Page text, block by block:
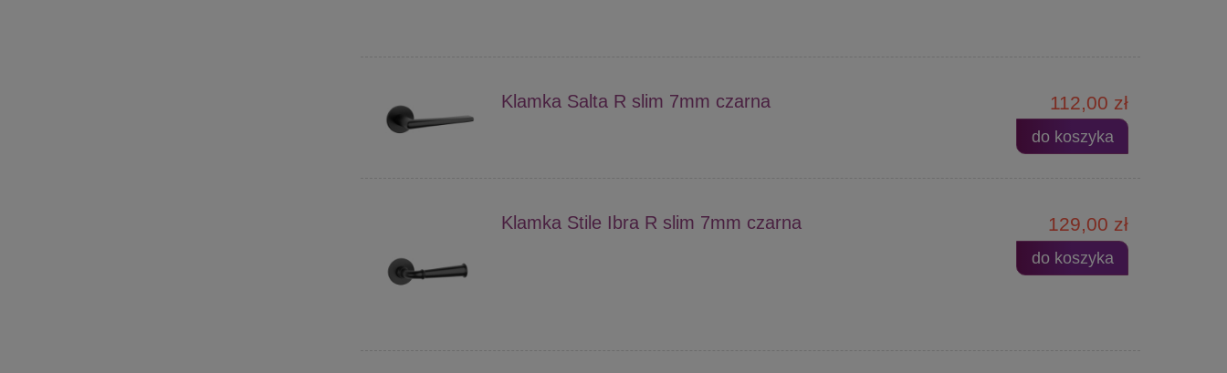
Klamka Salta R slim 7mm czarna 112,00 zł
do koszyka
Klamka Stile Ibra R slim 7mm czarna 129,00 zł
do koszyka